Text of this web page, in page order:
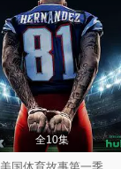
全10集